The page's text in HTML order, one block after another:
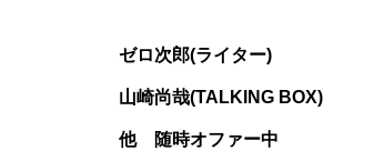
ゼロ次郎(ライター)
山崎尚哉(TALKING BOX)
他 随時オファー中